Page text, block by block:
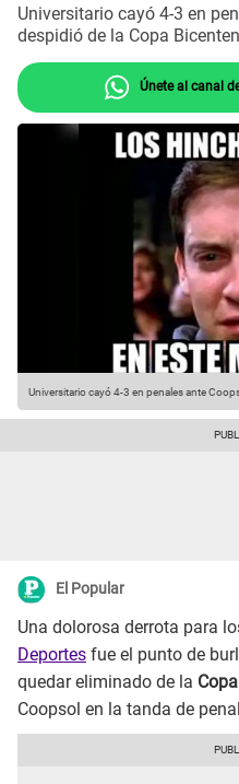
Universitario cayó 4-3 en
despidió de la Copa
Únete al canal
Universitario cayó 4-3 en penales ante
El Popular
Una dolorosa derrota para
Deportes fue el punto de
quedar eliminado de la
Coopsol en la tanda de